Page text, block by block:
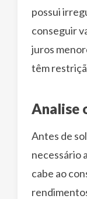
possui
conseguir
juros
têm
Analise
Antes de
necessário
cabe ao